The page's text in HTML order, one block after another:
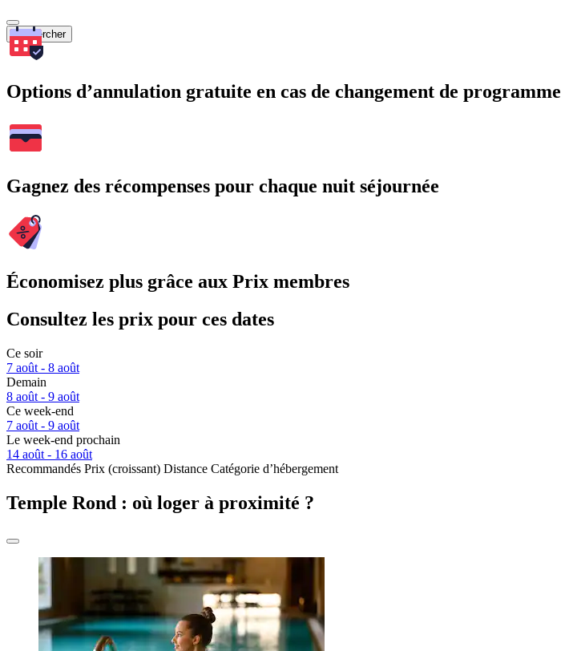
Rechercher
Options d’annulation gratuite en cas de changement de programme
Gagnez des récompenses pour chaque nuit séjournée
Économisez plus grâce aux Prix membres
Consultez les prix pour ces dates
Ce soir
7 août - 8 août
Demain
8 août - 9 août
Ce week-end
7 août - 9 août
Le week-end prochain
14 août - 16 août
Recommandés Prix (croissant) Distance Catégorie d’hébergement
Temple Rond : où loger à proximité ?